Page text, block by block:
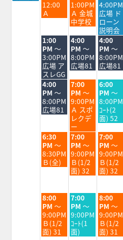
日,
日,
9
月
2026
12:00
Ａ
日,
9
月
2nd
2026
1:00PM
Ａ 金城
中学校
日,
9
月
3rd
2026
4:00PM
広場 ド
ローン
説明会
火
曜
日,
9
月
1st
2026
1:00
PM ～
3:00PM
広場 ア
スレGG
水
曜
日,
9
月
2nd
2026
4:00
PM ～
8:00PM
広場81
木
曜
日,
9
月
3rd
2026
4:00
PM ～
8:00PM
広場81
火
曜
日,
9
月
2026
4:00
PM ～
8:00PM
広場81
水
曜
日,
9
月
2nd
2026
7:00
PM ～
9:00PM
Ａ スポ
レクデ
ー
木
曜
日,
9
月
3rd
2026
6:00
PM ～
8:00PM
ｺｰﾄ(2
面) 52
火
曜
日,
9
月
6:30
PM ～
8:30PM
Ｂ(全)
水
曜
日,
9
月
2nd
7:00
PM ～
9:00PM
Ｂ(1/2
面) 32
木
曜
日,
9
月
3rd
7:00
PM ～
9:00PM
Ｂ(1/2
面) 32
火
曜
日,
9
月
8:00
PM ～
9:00PM
Ｂ(1/2
面) 31
水
曜
日,
9
月
7:00
PM ～
9:00PM
ｺｰﾄ(1
面)
木
曜
日,
9
月
8:00
PM ～
9:00PM
Ｂ(1/2
面) 31